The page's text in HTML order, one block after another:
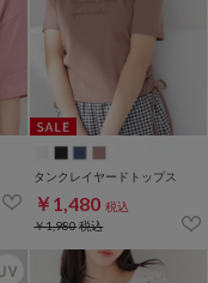
タンクレイヤードトップス
￥1,480 税込
￥1,980税込